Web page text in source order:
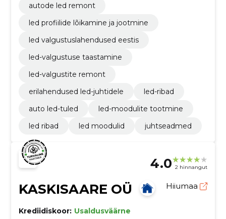
autode led remont
led profiilide lõikamine ja jootmine
led valgustuslahendused eestis
led-valgustuse taastamine
led-valgustite remont
erilahendused led-juhtidele
led-ribad
auto led-tuled
led-moodulite tootmine
led ribad
led moodulid juhtseadmed
4.0 2 hinnangut
KASKISAARE OÜ Hiiumaa
Krediidiskoor: Usaldusväärne